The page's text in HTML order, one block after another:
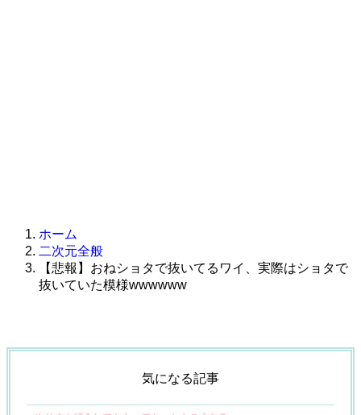
ホーム
二次元全般
【悲報】おねショタで抜いてるワイ、実際はショタで
抜いていた模様wwwwww
気になる記事